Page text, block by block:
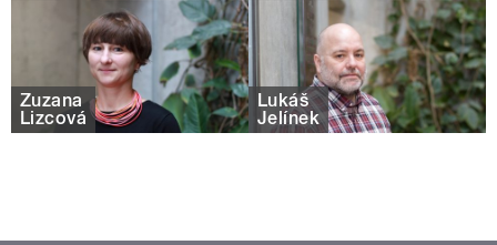
Zuzana
Lizcová
Lukáš
Jelínek